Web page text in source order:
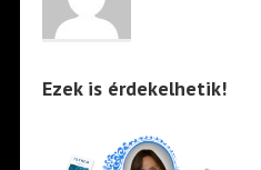
Ezek is érdekelhetik!